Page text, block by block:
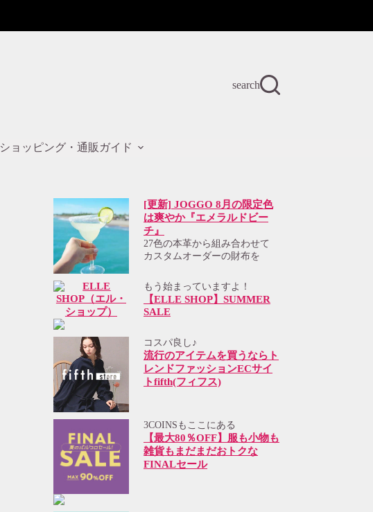
search
ショッピング・通販ガイド
[更新] JOGGO 8月の限定色
は爽やか『エメラルドビー
チ』
27色の本革から組み合わせて
カスタムオーダーの財布を
もう始まっていますよ！
【ELLE SHOP】SUMMER
SALE
コスパ良し♪
流行のアイテムを買うならト
レンドファッションECサイ
トfifth(フィフス)
3COINSもここにある
【最大80％OFF】服も小物も
雑貨もまだまだおトクな
FINALセール